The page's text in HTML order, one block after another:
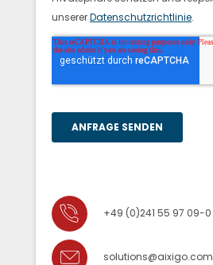
+49 (0)241 55 97 09-0
solutions@aixigo.com